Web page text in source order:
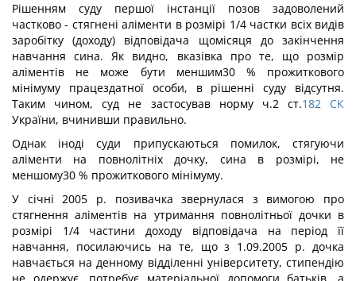
Рішенням суду першої інстанції позов задоволений
частково - стягнені аліменти в розмірі 1/4 частки всіх видів
заробітку (доходу) відповідача щомісяця до закінчення
навчання сина. Як видно, вказівка про те, що розмір
аліментів не може бути меншим30 % прожиткового
мінімуму працездатної особи, в рішенні суду відсутня.
Таким чином, суд не застосував норму ч.2 ст.182 СК
України, вчинивши правильно.
Однак іноді суди припускаються помилок, стягуючи
аліменти на повнолітніх дочку, сина в розмірі, не
меншому30 % прожиткового мінімуму.
У січні 2005 р. позивачка звернулася з вимогою про
стягнення аліментів на утримання повнолітньої дочки в
розмірі 1/4 частини доходу відповідача на період її
навчання, посилаючись на те, що з 1.09.2005 р. дочка
навчається на денному відділенні університету, стипендію